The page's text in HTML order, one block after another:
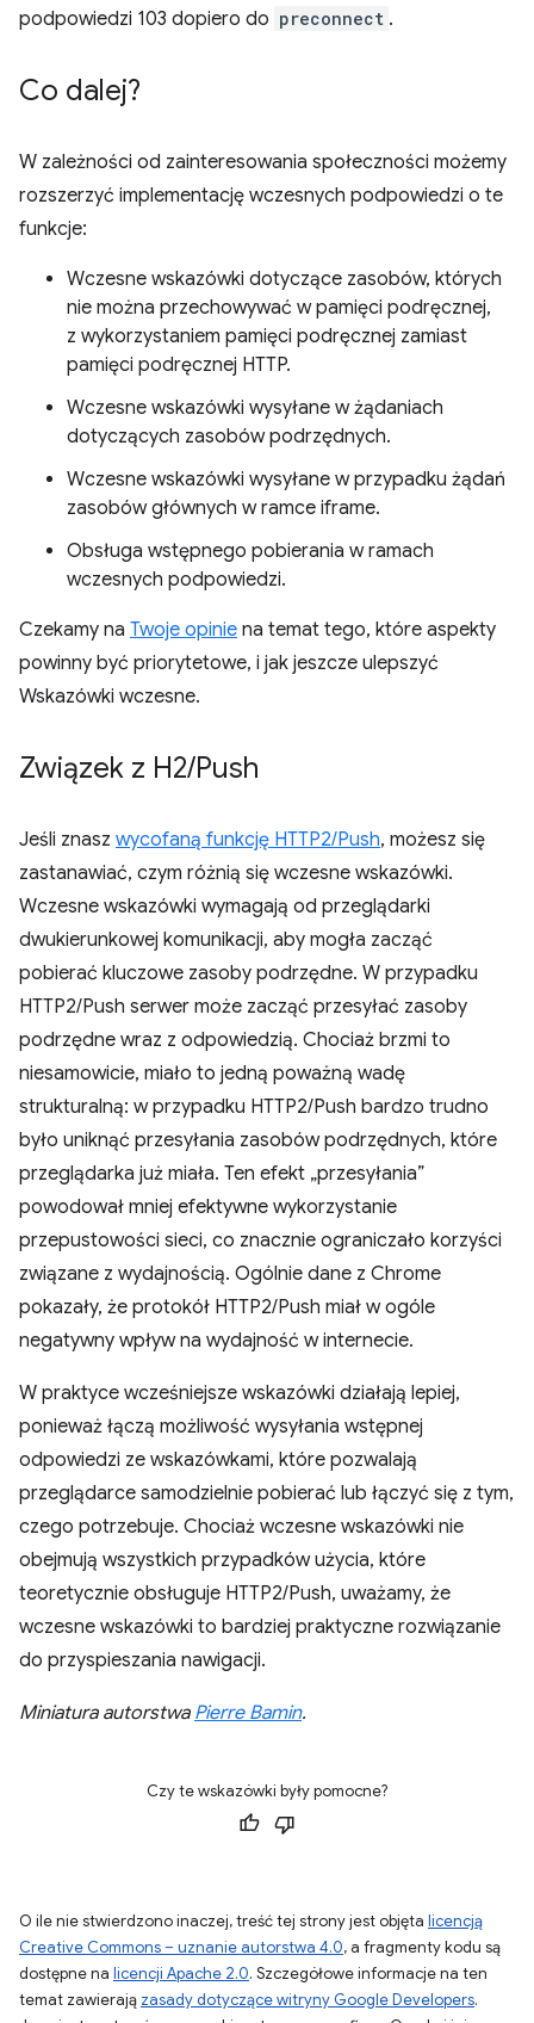
podpowiedzi 103 dopiero do preconnect .
Co dalej?
W zależności od zainteresowania społeczności możemy
rozszerzyć implementację wczesnych podpowiedzi o te
funkcje:
Wczesne wskazówki dotyczące zasobów, których
nie można przechowywać w pamięci podręcznej,
z wykorzystaniem pamięci podręcznej zamiast
pamięci podręcznej HTTP.
Wczesne wskazówki wysyłane w żądaniach
dotyczących zasobów podrzędnych.
Wczesne wskazówki wysyłane w przypadku żądań
zasobów głównych w ramce iframe.
Obsługa wstępnego pobierania w ramach
wczesnych podpowiedzi.
Czekamy na Twoje opinie na temat tego, które aspekty
powinny być priorytetowe, i jak jeszcze ulepszyć
Wskazówki wczesne.
Związek z H2/Push
Jeśli znasz wycofaną funkcję HTTP2/Push, możesz się
zastanawiać, czym różnią się wczesne wskazówki.
Wczesne wskazówki wymagają od przeglądarki
dwukierunkowej komunikacji, aby mogła zacząć
pobierać kluczowe zasoby podrzędne. W przypadku
HTTP2/Push serwer może zacząć przesyłać zasoby
podrzędne wraz z odpowiedzią. Chociaż brzmi to
niesamowicie, miało to jedną poważną wadę
strukturalną: w przypadku HTTP2/Push bardzo trudno
było uniknąć przesyłania zasobów podrzędnych, które
przeglądarka już miała. Ten efekt „przesyłania”
powodował mniej efektywne wykorzystanie
przepustowości sieci, co znacznie ograniczało korzyści
związane z wydajnością. Ogólnie dane z Chrome
pokazały, że protokół HTTP2/Push miał w ogóle
negatywny wpływ na wydajność w internecie.
W praktyce wcześniejsze wskazówki działają lepiej,
ponieważ łączą możliwość wysyłania wstępnej
odpowiedzi ze wskazówkami, które pozwalają
przeglądarce samodzielnie pobierać lub łączyć się z tym,
czego potrzebuje. Chociaż wczesne wskazówki nie
obejmują wszystkich przypadków użycia, które
teoretycznie obsługuje HTTP2/Push, uważamy, że
wczesne wskazówki to bardziej praktyczne rozwiązanie
do przyspieszania nawigacji.
Miniatura autorstwa Pierre Bamin.
Czy te wskazówki były pomocne?
O ile nie stwierdzono inaczej, treść tej strony jest objęta licencją
Creative Commons – uznanie autorstwa 4.0, a fragmenty kodu są
dostępne na licencji Apache 2.0. Szczegółowe informacje na ten
temat zawierają zasady dotyczące witryny Google Developers.